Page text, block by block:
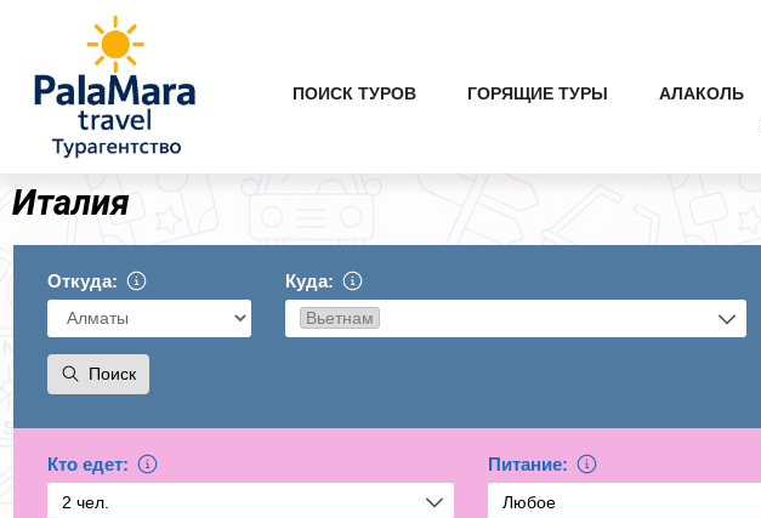
содержимому
ПОИСК ТУРОВ
ГОРЯЩИЕ ТУРЫ АЛАКОЛЬ
Италия
Откуда: Куда:
Вьетнам
Поиск
Кто едет: Питание: